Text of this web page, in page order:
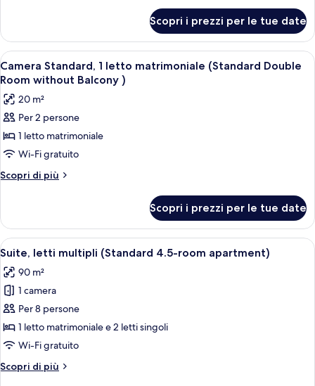
(Design
Double
Room
without
Terrace
in)
Standard,
letto
matrimoniale
Double
Room
Terrace
in)
Scopri i prezzi per le tue date
Apri
tutte
le
foto
per
Camera
Standard,
1
(Standard
Double
Room
without
Balcony
Una camera d'albergo con un letto,
1
Camera Standard, 1 letto matrimoniale (Standard Double
Room without Balcony )
20 m²
Per 2 persone
1 letto matrimoniale
Wi-Fi gratuito
Scopri di più
Altri
Standard,
letto
(Standard
Double
without
Balcony
Scopri i prezzi per le tue date
Apri
tutte
le
foto
per
Suite,
letti
(Standard
Un soggiorno moderno con
2
Suite, letti multipli (Standard 4.5-room apartment)
90 m²
1 camera
Per 8 persone
1 letto matrimoniale e 2 letti singoli
Wi-Fi gratuito
Scopri di più
Altri